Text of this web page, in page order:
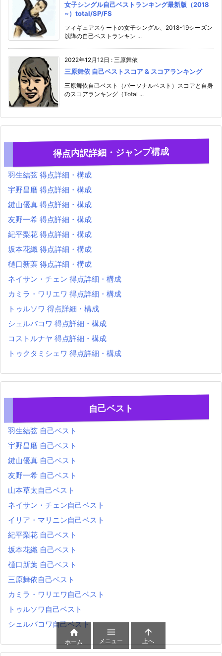
女子シングル自己ベストランキング最新版（2018
~）total/SP/FS
フィギュアスケートの女子シングル、2018-19シーズン
以降の自己ベストランキン ...
2022年12月12日 : 三原舞依
三原舞依 自己ベストスコア & スコアランキング
三原舞依自己ベスト（パーソナルベスト）スコアと自身
のスコアランキング（Total ...
得点内訳詳細・ジャンプ構成
羽生結弦 得点詳細・構成
宇野昌磨 得点詳細・構成
鍵山優真 得点詳細・構成
友野一希 得点詳細・構成
紀平梨花 得点詳細・構成
坂本花織 得点詳細・構成
樋口新葉 得点詳細・構成
ネイサン・チェン 得点詳細・構成
カミラ・ワリエワ 得点詳細・構成
トゥルソワ 得点詳細・構成
シェルバコワ 得点詳細・構成
コストルナヤ 得点詳細・構成
トゥクタミシェワ 得点詳細・構成
自己ベスト
羽生結弦 自己ベスト
宇野昌磨 自己ベスト
鍵山優真 自己ベスト
友野一希 自己ベスト
山本草太自己ベスト
ネイサン・チェン自己ベスト
イリア・マリニン自己ベスト
紀平梨花 自己ベスト
坂本花織 自己ベスト
樋口新葉 自己ベスト
三原舞依自己ベスト
カミラ・ワリエワ自己ベスト
トゥルソワ自己ベスト
シェルバコワ自己ベスト

ホーム

メニュー

上へ